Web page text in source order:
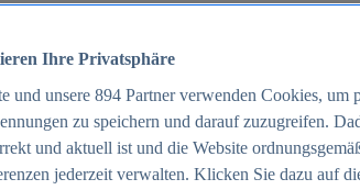
2025
Ihre Privatsphäre
und unsere 894 Partner verwenden Cookies, um
zu speichern und darauf zuzugreifen.
und aktuell ist und die Website
jederzeit verwalten. Klicken Sie dazu auf